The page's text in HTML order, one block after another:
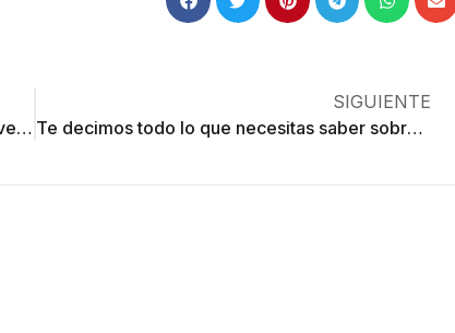
Da UAEMéx nueva fecha parar examen a jóvenes sin computadora
SIGUIENTE
Te decimos todo lo que necesitas saber sobre inscripciones a educación pública